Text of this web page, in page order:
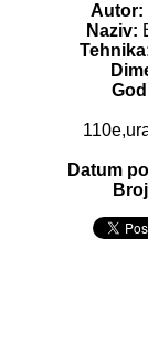
Autor:
Naziv:
Datum